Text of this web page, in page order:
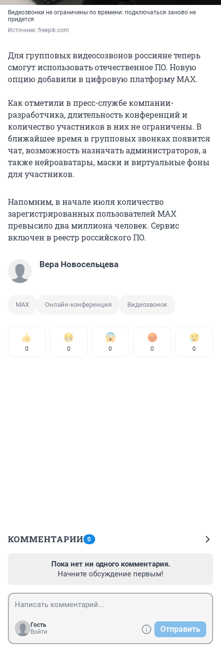
Видеозвонки не ограничены по времени: подключаться заново не
придется
Источник: freepik.com
Для групповых видеосозвонов россияне теперь
смогут использовать отечественное ПО. Новую
опцию добавили в цифровую платформу МАХ.
Как отметили в пресс-службе компании-
разработчика, длительность конференций и
количество участников в них не ограничены. В
ближайшее время в групповых звонках появится
чат, возможность назначать администраторов, а
также нейроаватары, маски и виртуальные фоны
для участников.
Напомним, в начале июля количество
зарегистрированных пользователей МАХ
превысило два миллиона человек. Сервис
включен в реестр российского ПО.
Вера Новосельцева
MAX Онлайн-конференция Видеозвонок
0 0 0 0 0
КОММЕНТАРИИ 0
Пока нет ни одного комментария.
Начните обсуждение первым!
Гость
Войти
Отправить